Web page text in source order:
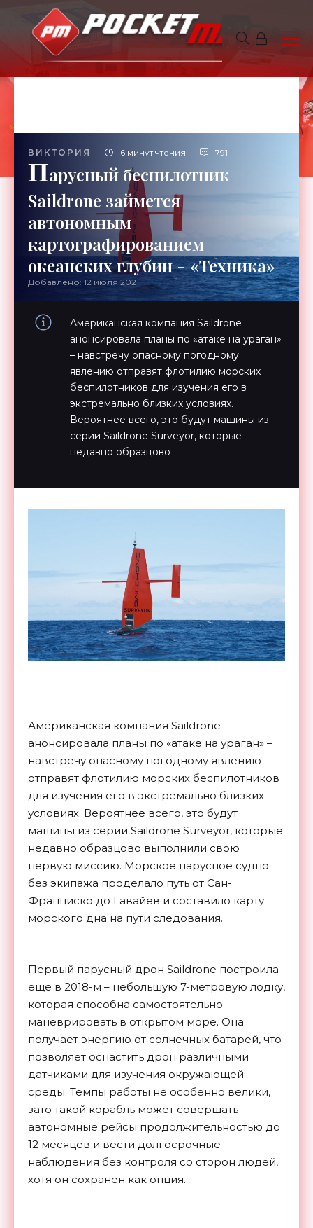
ВИКТОРИЯ 6 минут чтения 791
Парусный беспилотник
Saildrone займется
автономным
картографированием
океанских глубин - «Техника»
Добавлено: 12 июля 2021
Американская компания Saildrone
анонсировала планы по «атаке на ураган»
– навстречу опасному погодному
явлению отправят флотилию морских
беспилотников для изучения его в
экстремально близких условиях.
Вероятнее всего, это будут машины из
серии Saildrone Surveyor, которые
недавно образцово
Американская компания Saildrone
анонсировала планы по «атаке на ураган» –
навстречу опасному погодному явлению
отправят флотилию морских беспилотников
для изучения его в экстремально близких
условиях. Вероятнее всего, это будут
машины из серии Saildrone Surveyor, которые
недавно образцово выполнили свою
первую миссию. Морское парусное судно
без экипажа проделало путь от Сан-
Франциско до Гавайев и составило карту
морского дна на пути следования.
Первый парусный дрон Saildrone построила
еще в 2018-м – небольшую 7-метровую лодку,
которая способна самостоятельно
маневрировать в открытом море. Она
получает энергию от солнечных батарей, что
позволяет оснастить дрон различными
датчиками для изучения окружающей
среды. Темпы работы не особенно велики,
зато такой корабль может совершать
автономные рейсы продолжительностью до
12 месяцев и вести долгосрочные
наблюдения без контроля со сторон людей,
хотя он сохранен как опция.